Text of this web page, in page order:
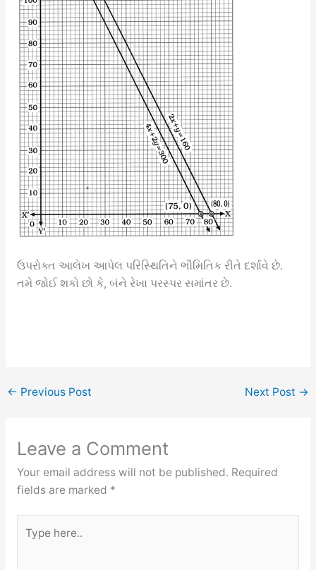
ઉપરોક્ત આલેખ આપેલ પરિસ્થિતિને ભૌમિતિક રીતે દર્શાવે છે.
તમે જોઈ શકો છો કે, બંને રેખા પરસ્પર સમાંતર છે.
← Previous Post Next Post →
Leave a Comment
Your email address will not be published. Required
fields are marked *
here..